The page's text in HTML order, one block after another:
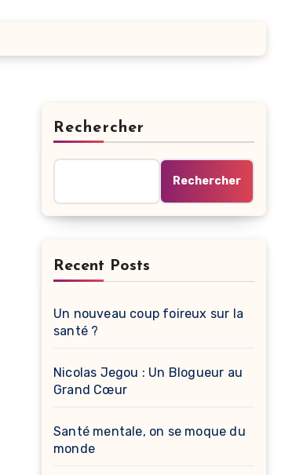
Rechercher
Rechercher
Recent Posts
Un nouveau coup foireux sur la
santé ?
Nicolas Jegou : Un Blogueur au
Grand Cœur
Santé mentale, on se moque du
monde